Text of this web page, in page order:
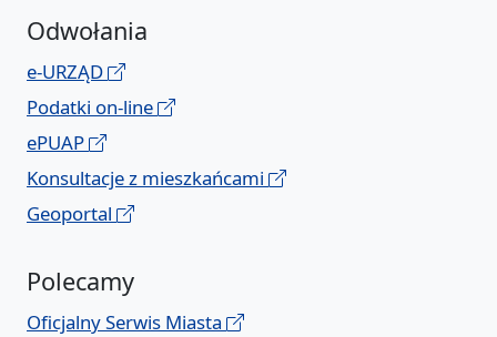
Odwołania
e-URZĄD
Podatki on-line
ePUAP
Konsultacje z mieszkańcami
Geoportal
Polecamy
Oficjalny Serwis Miasta